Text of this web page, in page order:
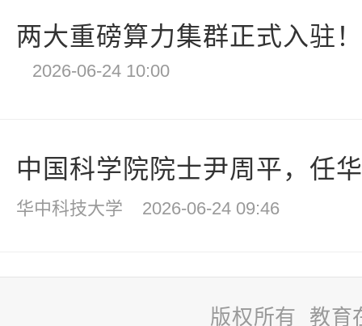
两大重磅算力集群正式入驻
2026-06-24 10:00
中国科学院院士尹周平，任
华中科技大学 2026-06-24 09:46
版权所有 教育